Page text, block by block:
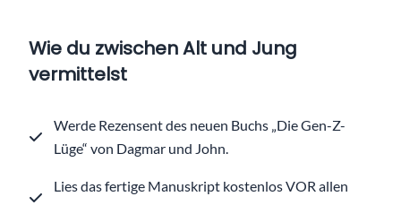
Wie du zwischen Alt und Jung
vermittelst
Werde Rezensent des neuen Buchs „Die Gen-Z-
Lüge“ von Dagmar und John.
Lies das fertige Manuskript kostenlos VOR allen